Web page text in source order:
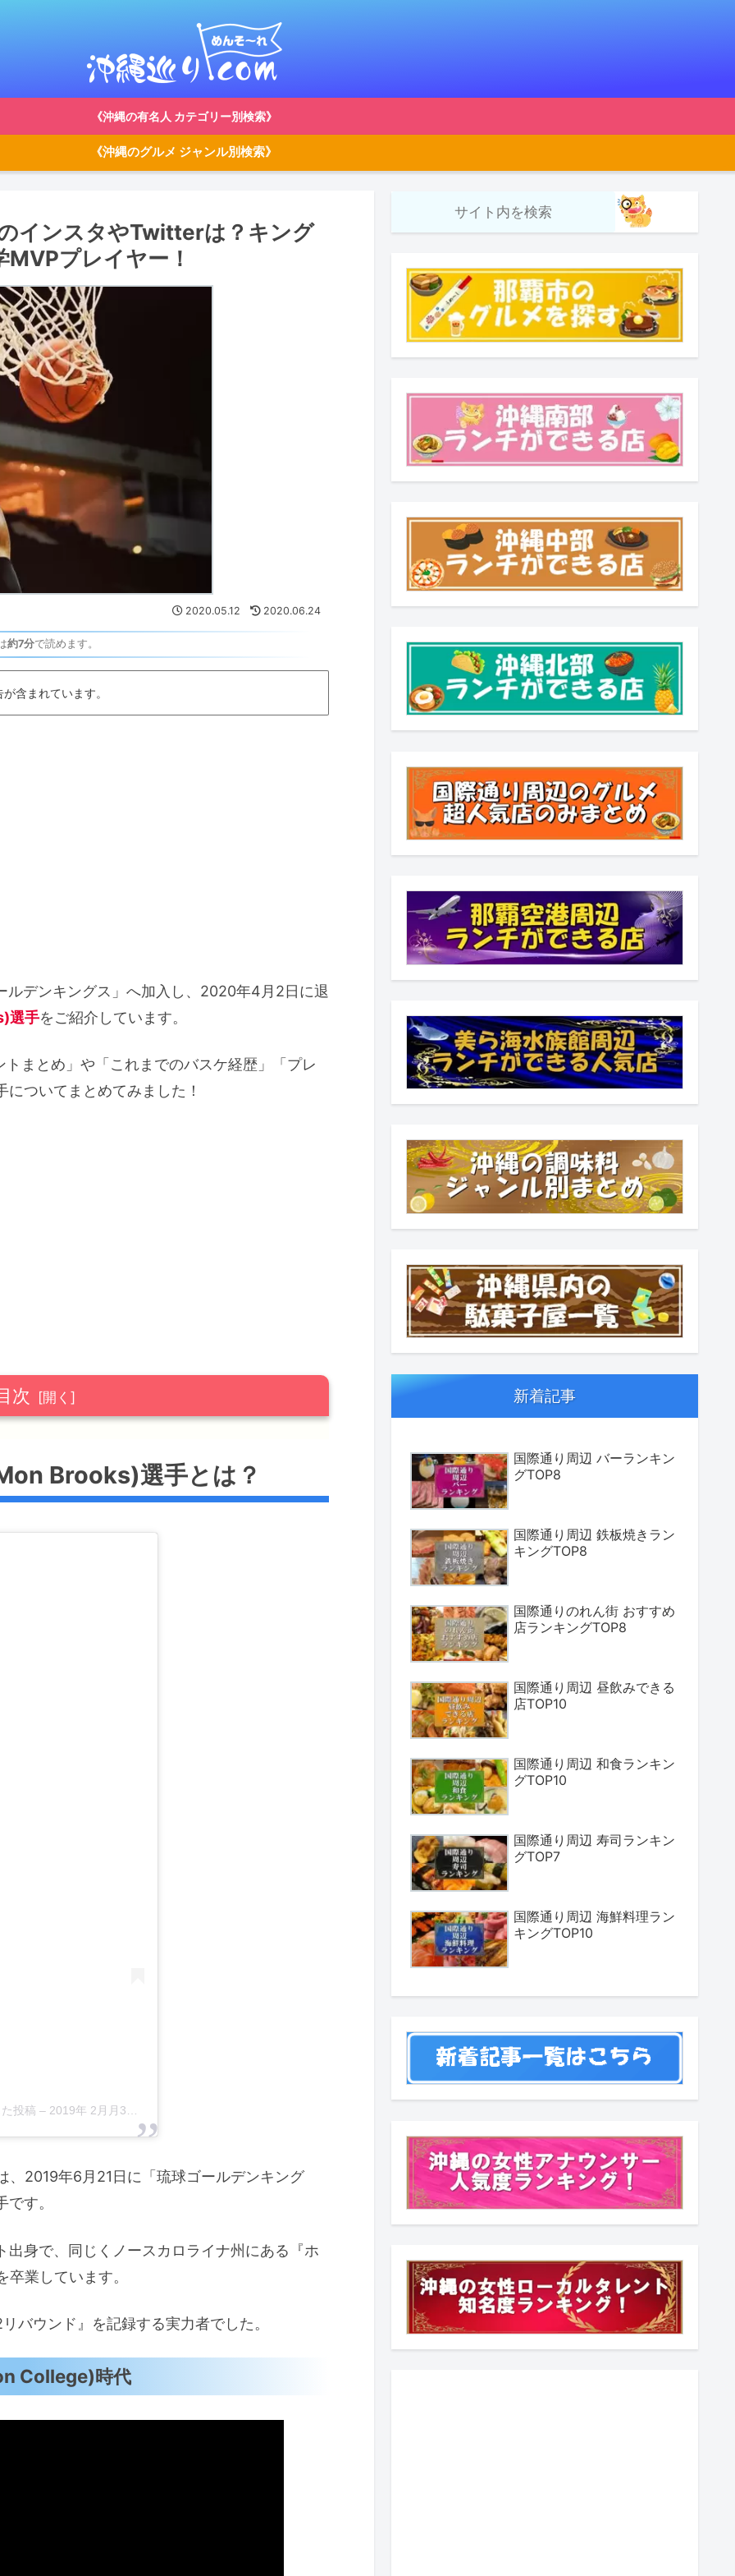
《沖縄の有名人 カテゴリー別検索》
《沖縄のグルメ ジャンル別検索》
インスタやTwitterは？キング
プレイヤー！
2020.05.12 2020.06.24
約7分で読めます。
含まれています。
ルデンキングス」へ加入し、2020年4月2日に退
選手をご紹介しています。
まとめ」や「これまでのバスケ経歴」「プレ
ついてまとめてみました！
次
College)時代
タリア『Azzurro Napoli』と契約→ヨーロ
渡り歩く
Brooks)選手とは？
投稿 – 2019年 2月月3日午後12時41分PST
、2019年6月21日に「琉球ゴールデンキング
す。
身で、同じくノースカロライナ州にある『ホ
業しています。
バウンド』を記録する実力者でした。
College)時代
新着記事
国際通り周辺 バーランキン
グTOP8
国際通り周辺 鉄板焼きラン
キングTOP8
国際通りのれん街 おすすめ
店ランキングTOP8
国際通り周辺 昼飲みできる
店TOP10
国際通り周辺 和食ランキン
グTOP10
国際通り周辺 寿司ランキン
グTOP7
国際通り周辺 海鮮料理ラン
キングTOP10